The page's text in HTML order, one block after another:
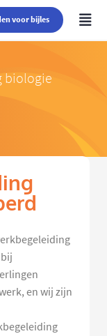
voor bijles
biologie
en wij zijn